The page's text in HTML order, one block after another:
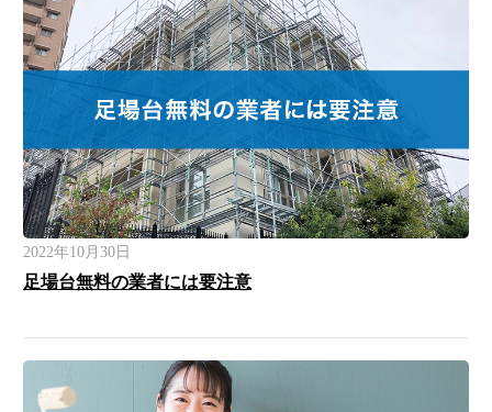
2022年10月30日
足場台無料の業者には要注意